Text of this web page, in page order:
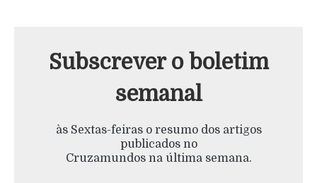
Subscrever o boletim
semanal
às Sextas-feiras o resumo dos artigos
publicados no
Cruzamundos na última semana.